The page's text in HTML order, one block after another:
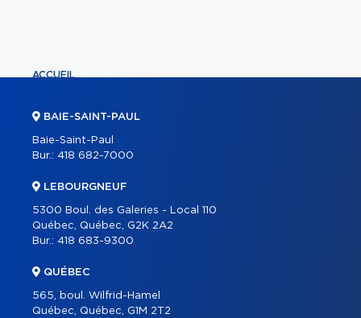
ACCUEIL
À PROPOS
OUTILS
PROGRAMMES
CARRIÈRE
BLOGUE
CONTACT
BAIE-SAINT-PAUL
Baie-Saint-Paul
Bur.: 418 682-7000
LEBOURGNEUF
5300 Boul. des Galeries - Local 110
Québec, Québec, G2K 2A2
Bur.: 418 683-9300
QUÉBEC
565, boul. Wilfrid-Hamel
Québec, Québec, G1M 2T2